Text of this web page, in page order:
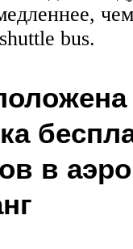
bus.
в